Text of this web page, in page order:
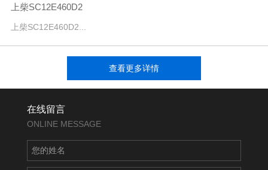
上柴SC12E460D2
上柴SC12E460D2...
查看更多详情
在线留言
ONLINE MESSAGE